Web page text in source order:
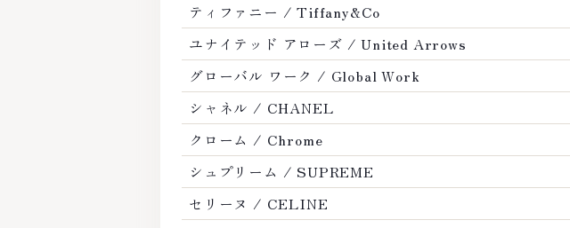
ティファニー / Tiffany&Co
ユナイテッド アローズ / United Arrows
グローバル ワーク / Global Work
シャネル / CHANEL
クローム / Chrome
シュプリーム / SUPREME
セリーヌ / CELINE